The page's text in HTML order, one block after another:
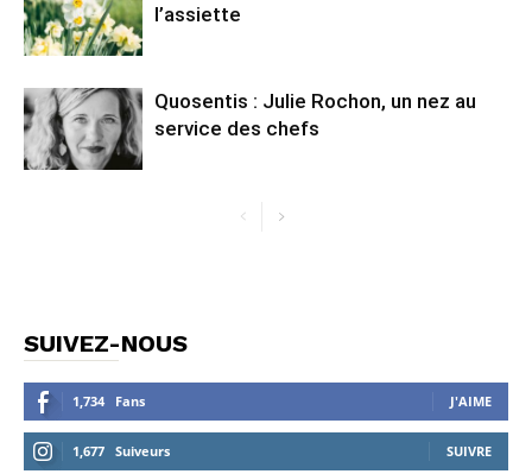
l’assiette
Quosentis : Julie Rochon, un nez au
service des chefs
SUIVEZ-NOUS
1,734 Fans J'AIME
1,677 Suiveurs SUIVRE